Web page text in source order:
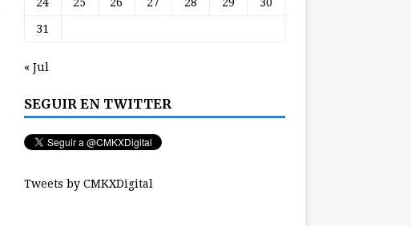
31
« Jul
SEGUIR EN TWITTER
Tweets by CMKXDigital